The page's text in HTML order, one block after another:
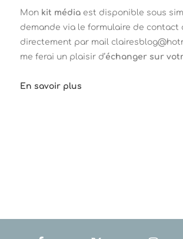
Mon kit médiaest disponible sous
demande via le formulaire de contact
directement par mail
me ferai un plaisir d’échanger sur
En savoir plus